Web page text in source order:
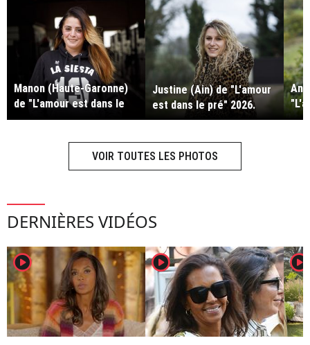
Manon (Haute-Garonne)
de "L'amour est dans le
pré" 2026.
Justine (Ain) de "L'amour
est dans le pré" 2026.
VOIR TOUTES LES PHOTOS
DERNIÈRES VIDÉOS
player2 player2 player2